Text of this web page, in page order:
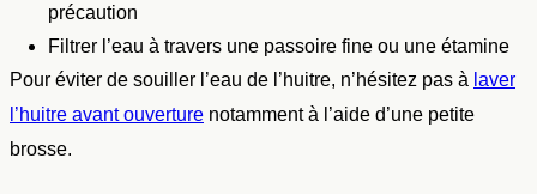
précaution
Filtrer l’eau à travers une passoire fine ou une étamine
Pour éviter de souiller l’eau de l’huitre, n’hésitez pas à laver
l’huitre avant ouverture notamment à l’aide d’une petite
brosse.